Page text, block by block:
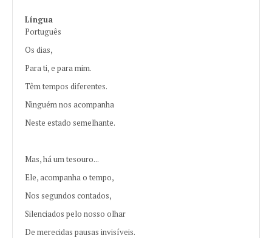
Língua
Português
Os dias,
Para ti, e para mim.
Têm tempos diferentes.
Ninguém nos acompanha
Neste estado semelhante.
Mas, há um tesouro...
Ele, acompanha o tempo,
Nos segundos contados,
Silenciados pelo nosso olhar
De merecidas pausas invisíveis.